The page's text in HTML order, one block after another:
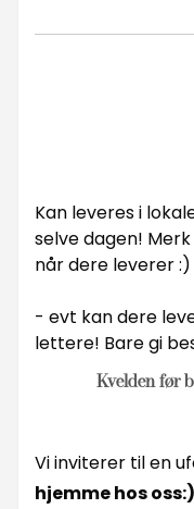
Kan leveres i
selve dagen!
når dere leverer :)
- evt kan dere
lettere! Bare gi
Kvelden før
Vi inviterer til en
hjemme hos oss:)